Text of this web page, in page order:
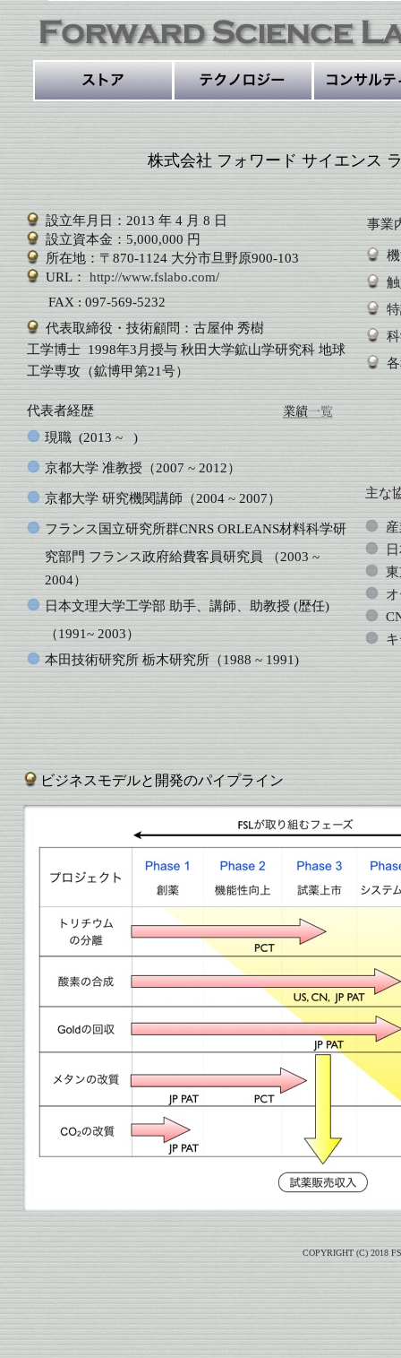
設立年月日：2013 年 4 月 8 日
設立資本金：5,000,000 円
所在地：〒870-1124 大分市旦野原900-103
URL： http://www.fslabo.com/
FAX : 097-569-5232
代表取締役・技術顧問：古屋仲 秀樹
工学博士 1998年3月授与 秋田大学鉱山学研究科 地球
工学専攻（鉱博甲第21号）
代表者経歴
現職 (2013 ~ )
京都大学 准教授（2007 ~ 2012）
京都大学 研究機関講師（2004 ~ 2007）
フランス国立研究所群CNRS ORLEANS材料科学研
究部門 フランス政府給費客員研究員 （2003 ~
2004）
日本文理大学工学部 助手、講師、助教授 (歴任)
（1991~ 2003）
本田技術研究所 栃木研究所（1988 ~ 1991)
事業
株式会社フォワード サイエンス
主な
COPYRIGHT (C) 2018
ビジネスモデルと開発のパイプライン